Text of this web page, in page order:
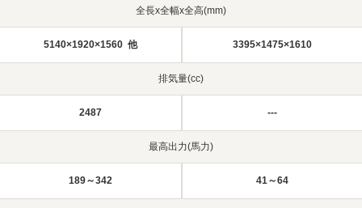
全長x全幅x全高(mm)
5140×1920×1560 他 3395×1475×1610
排気量(cc)
2487 ---
最高出力(馬力)
189～342 41～64